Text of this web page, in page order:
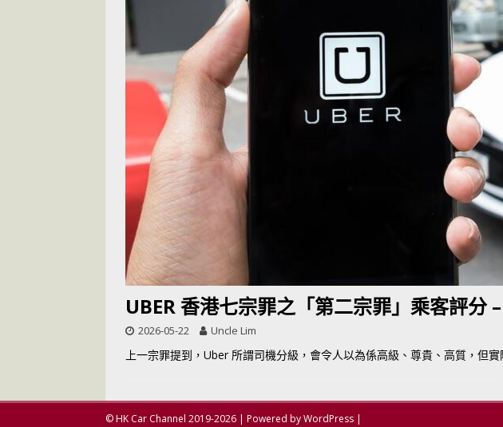
UBER 香港七宗罪之「第六宗罪」
交通評論
[ 2026-05-28 ]
UBER 香港七宗罪之「第五宗罪」
交通評論
[ 2026-05-27 ]
【英國】政府開放申請投入自動駕
UBER 香港七宗罪之「第四宗罪」
荃灣路荔景新出口日日撞，預咗㗎啦
UBER 香港七宗罪之「第二宗罪」乘客評分
2026-05-22 Uncle Lim
上一宗罪提到，Uber 所謂司機分級，會令人以為係高級、尊貴、高質，但
© HK Car Channel 2019-2026 | Powered by WordPress |